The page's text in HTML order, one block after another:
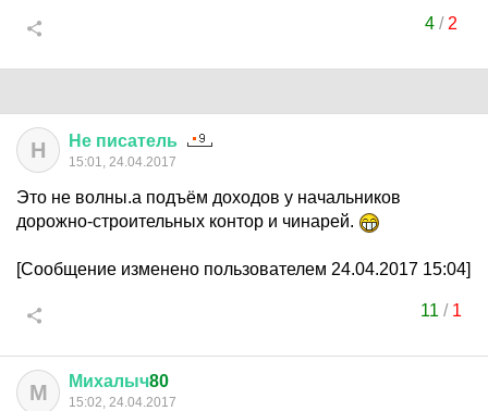
4/ 2
Н Не писатель
15:01, 24.04.2017
Это не волны.а подъём доходов у начальников
дорожно-строительных контор и чинарей.
[Сообщение изменено пользователем 24.04.2017 15:04]
11 / 1
М Михалыч80
15:02, 24.04.2017